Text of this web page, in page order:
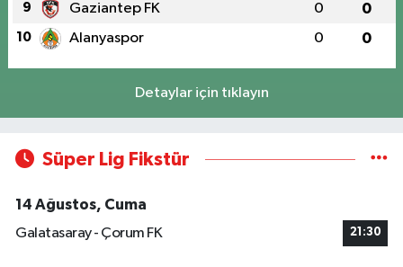
9 Gaziantep FK 0 0
10 Alanyaspor 0 0
Detaylar için tıklayın
Süper Lig Fikstür
14 Ağustos, Cuma
Galatasaray - Çorum FK
21:30